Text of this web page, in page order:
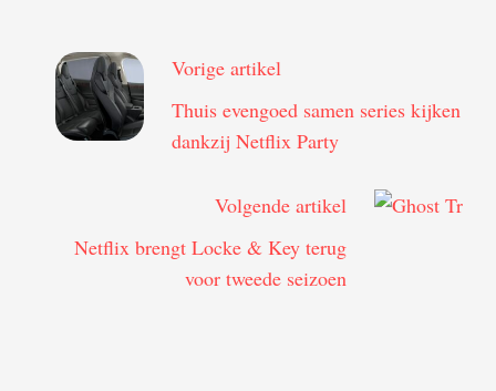
Vorige artikel
Thuis evengoed samen series kijken
dankzij Netflix Party
Volgende artikel
Netflix brengt Locke & Key terug
voor tweede seizoen